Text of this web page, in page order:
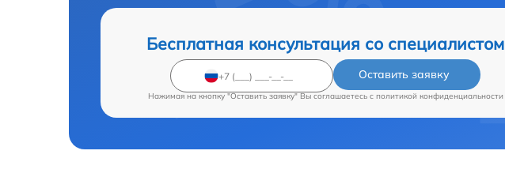
Бесплатная консультация со специалистом
Оставить заявку
Нажимая на кнопку "Оставить заявку" Вы соглашаетесь c политикой конфиденциальности